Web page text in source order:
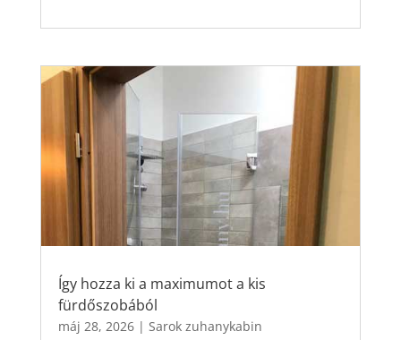
Így hozza ki a maximumot a kis
fürdőszobából
máj 28, 2026| Sarok zuhanykabin